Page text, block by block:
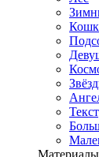
Материалы